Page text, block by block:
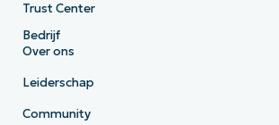
Trust Center
Bedrijf
Over ons
Leiderschap
Community